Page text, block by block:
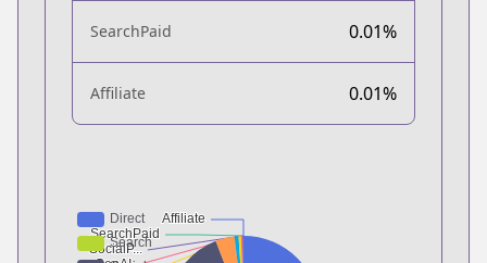
SearchPaid 0.01%
Affiliate 0.01%